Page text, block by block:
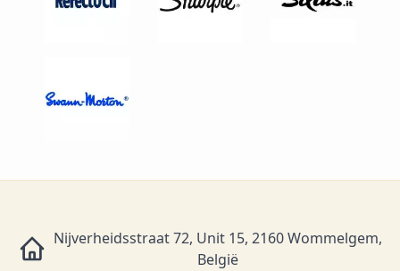
Nijverheidsstraat 72, Unit 15, 2160 Wommelgem,
België